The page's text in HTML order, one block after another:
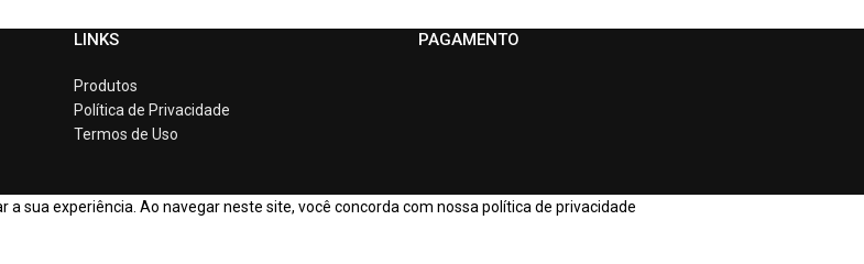
LINKS
Produtos
Política de Privacidade
Termos de Uso
PAGAMENTO
sua experiência. Ao navegar neste site, você concorda com nossa política de privacidade